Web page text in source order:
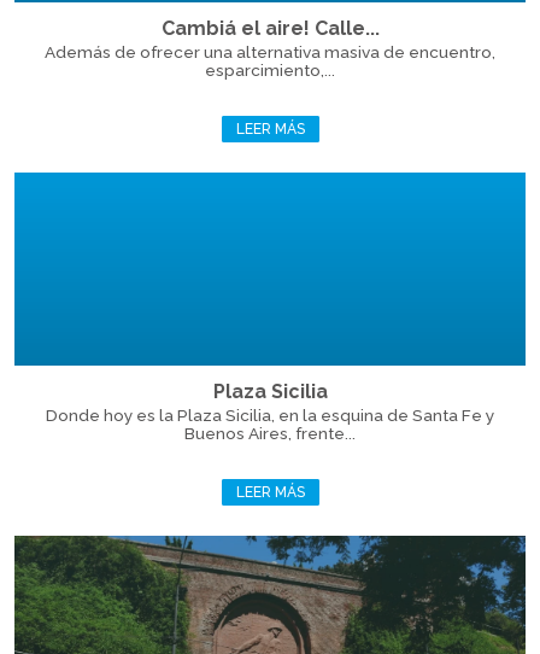
Cambiá el aire! Calle...
Además de ofrecer una alternativa masiva de encuentro,
esparcimiento,...
LEER MÁS
Plaza Sicilia
Donde hoy es la Plaza Sicilia, en la esquina de Santa Fe y
Buenos Aires, frente...
LEER MÁS